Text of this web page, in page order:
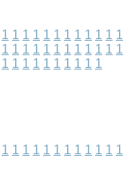
1 1 1 1 1 1 1 1 1 1 1 1
1 1 1 1 1 1 1 1 1 1 1 1
1 1 1 1 1 1 1 1 1 1
1 1 1 1 1 1 1 1 1 1 1 1